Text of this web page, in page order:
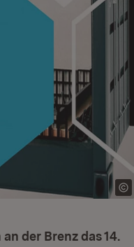
der Brenz das 14.